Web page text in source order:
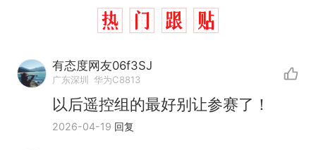
有态度网友06f3SJ
广东深圳 华为C8813
以后遥控组的最好别让参赛了！
2026-04-19 回复